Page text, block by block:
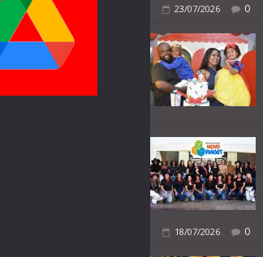
23/07/2026 0
18/07/2026 0